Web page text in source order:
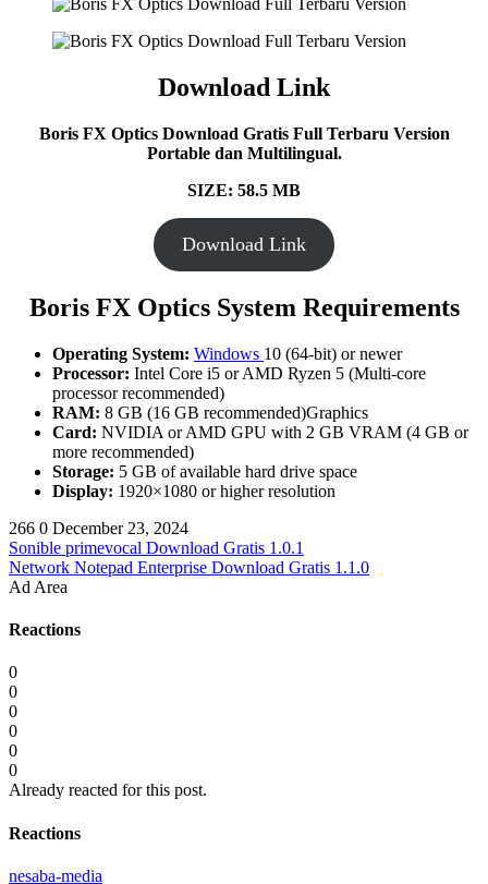
Download Link
Boris FX Optics Download Gratis Full Terbaru Version
Portable dan Multilingual.
SIZE: 58.5 MB
Download Link
Boris FX Optics System Requirements
Operating System: Windows 10 (64-bit) or newer
Processor: Intel Core i5 or AMD Ryzen 5 (Multi-core
processor recommended)
RAM: 8 GB (16 GB recommended)Graphics
Card: NVIDIA or AMD GPU with 2 GB VRAM (4 GB or
more recommended)
Storage: 5 GB of available hard drive space
Display: 1920×1080 or higher resolution
266 0 December 23, 2024
Sonible primevocal Download Gratis 1.0.1
Network Notepad Enterprise Download Gratis 1.1.0
Ad Area
Reactions
0
0
0
0
0
0
Already reacted for this post.
Reactions
nesaba-media